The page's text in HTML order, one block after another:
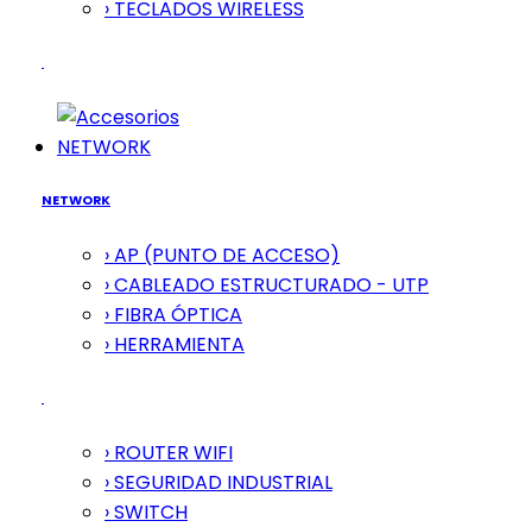
› TECLADOS WIRELESS
NETWORK
NETWORK
› AP (PUNTO DE ACCESO)
› CABLEADO ESTRUCTURADO - UTP
› FIBRA ÓPTICA
› HERRAMIENTA
› ROUTER WIFI
› SEGURIDAD INDUSTRIAL
› SWITCH